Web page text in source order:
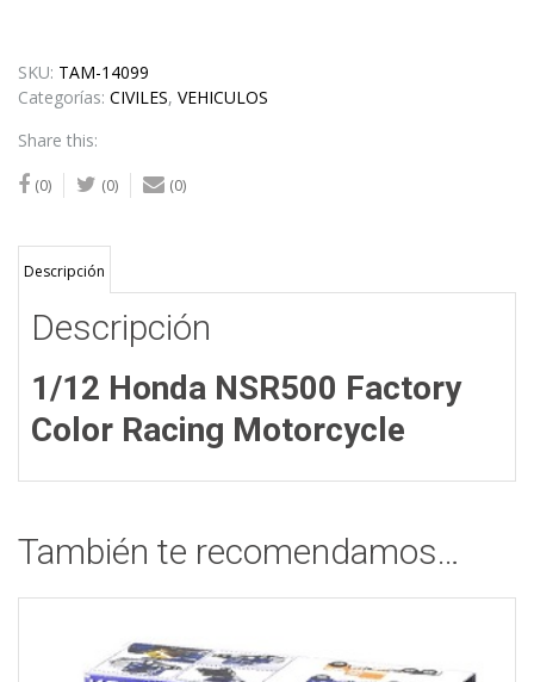
SKU: TAM-14099
Categorías: CIVILES, VEHICULOS
Share this:
(0) (0) (0)
Descripción
Descripción
1/12 Honda NSR500 Factory
Color Racing Motorcycle
También te recomendamos…